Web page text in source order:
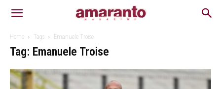
Home Tags Emanuele Troise
Tag: Emanuele Troise